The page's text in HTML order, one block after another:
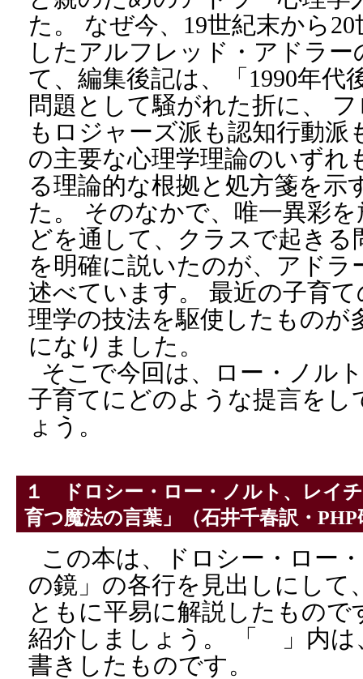
た。 なぜ今、19世紀末から
したアルフレッド・アドラ
て、編集後記は、「1990年代
問題として騒がれた折に、
もロジャーズ派も認知行動
の主要な心理学理論のいずれ
る理論的な根拠と処方箋を示
た。 そのなかで、唯一異彩
どを通して、クラスで起きる
を明確に説いたのが、アドラ
述べています。 最近の子育
理学の技法を駆使したものが
になりました。
そこで今回は、ロー・ノル
子育てにどのような提言を
ょう。
１ ドロシー・ロー・ノルト、レイ
育つ魔法の言葉」
（石井千春訳・
この本は、ドロシー・ロー
の鏡」の各行を見出しにして
ともに平易に解説したもの
紹介しましょう。 「 」内は
書きしたものです。